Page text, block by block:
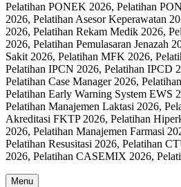
Pelatihan PONEK 2026, Pelatihan
2026, Pelatihan Asesor Keperawatan
2026, Pelatihan Rekam Medik 2026,
2026, Pelatihan Pemulasaran Jenazah
Sakit 2026, Pelatihan MFK 2026,
Pelatihan IPCN 2026, Pelatihan IPCD
Pelatihan Case Manager 2026,
Pelatihan Early Warning System EWS
Pelatihan Manajemen Laktasi 2026,
Akreditasi FKTP 2026, Pelatihan
2026, Pelatihan Manajemen Farmasi
Pelatihan Resusitasi 2026, Pelatihan
2026, Pelatihan CASEMIX 2026,
Menu